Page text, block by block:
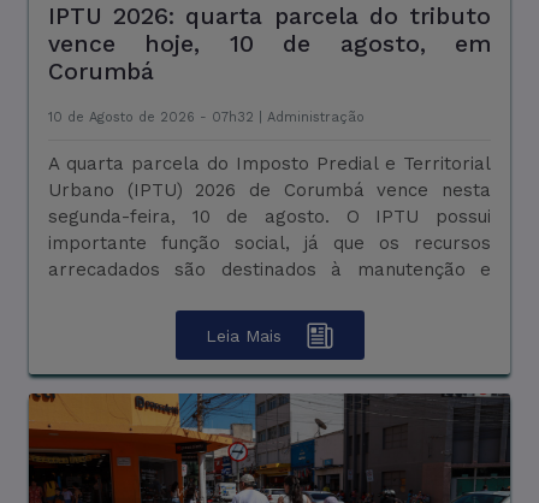
IPTU 2026: quarta parcela do tributo
vence hoje, 10 de agosto, em
Corumbá
10 de Agosto de 2026 - 07h32 | Administração
A quarta parcela do Imposto Predial e Territorial
Urbano (IPTU) 2026 de Corumbá vence nesta
segunda-feira, 10 de agosto. O IPTU possui
importante função social, já que os recursos
arrecadados são destinados à manutenção e
Leia Mais
Falta de energia suspende
atendimento presencial do Procon de
Corumbá nesta sexta-feira
07 de Agosto de 2026 - 10h25 | Geral
O Procon de Corumbá informa que o atendimento
ao público está temporariamente suspenso nesta
sexta-feira, 07 de agosto, em razão da
interrupção no fornecimento de energia elétrica
na unidade. De acordo com o órgão, as atividades
Leia Mais